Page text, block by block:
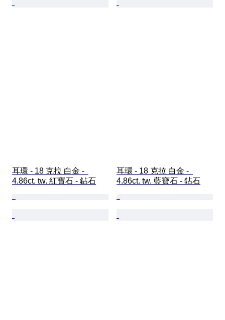
耳環 - 18 克拉 白金 -
4.86ct. tw. 紅寶石 - 鉆石
耳環 - 18 克拉 白金 -
4.86ct. tw. 藍寶石 - 鉆石